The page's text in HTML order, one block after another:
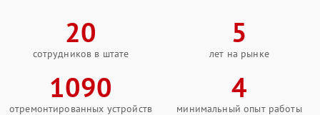
20
сотрудников в штате
5
лет на рынке
1090
отремонтированных устройств
4
минимальный опыт работы